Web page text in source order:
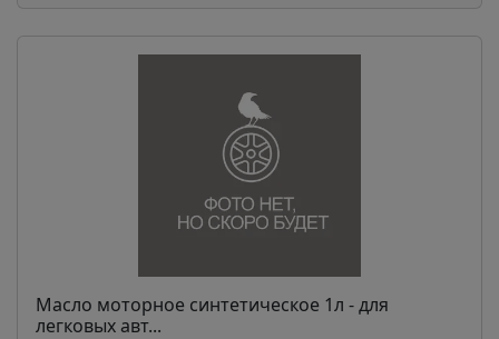
Масло моторное синтетическое 1л - для
легковых авт...